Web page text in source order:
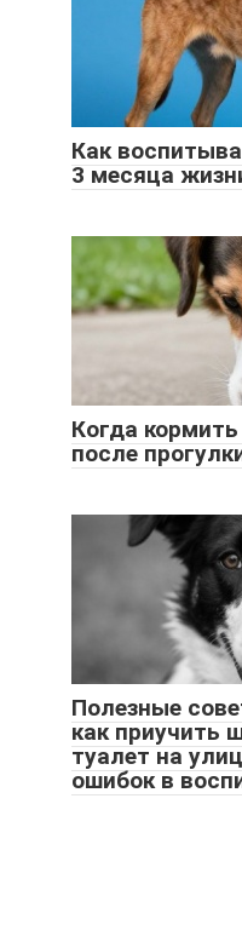
Как
3 месяца
Когда
после
Полезные
как приучить
туалет на
ошибок в